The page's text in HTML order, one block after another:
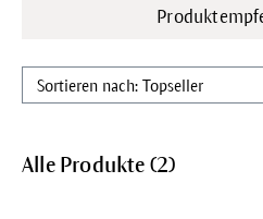
Alle Produkte (2)